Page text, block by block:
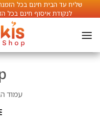
to
content
לנקודת איסוף חינם בכל הזמנה מעל 399
עמוד